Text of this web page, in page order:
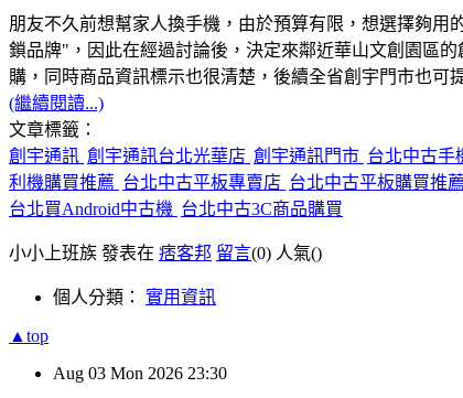
朋友不久前想幫家人換手機，由於預算有限，想選擇夠
鎖品牌"，因此在經過討論後，決定來鄰近華山文創園區
購，同時商品資訊標示也很清楚，後續全省創宇門市也可
(繼續閱讀...)
文章標籤：
創宇通訊 創宇通訊台北光華店 創宇通訊門市 台北中古手
利機購買推薦 台北中古平板專賣店 台北中古平板購買推薦
台北買Android中古機 台北中古3C商品購買
小小上班族 發表在 痞客邦 留言(0) 人氣()
個人分類： 實用資訊
▲top
Aug 03 Mon 2026 23:30